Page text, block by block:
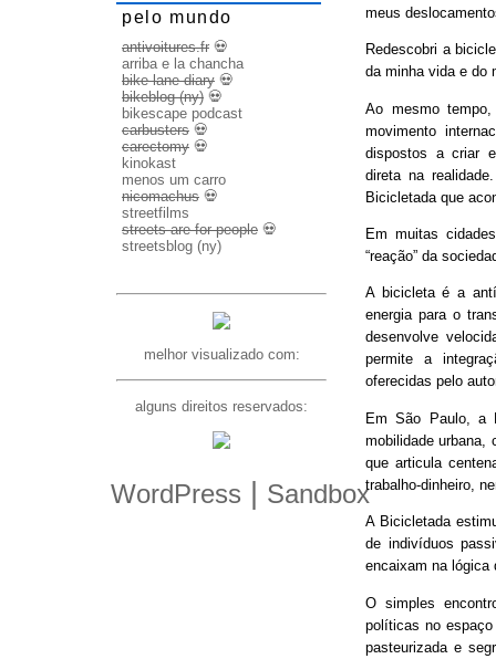
meus
Redescobri a
da minha vida e do
Ao mesmo
movimento
dispostos a criar
direta na
Bicicletada que
Em muitas
“reação” da
A bicicleta é a
energia para o
desenvolve
permite a
oferecidas pelo
Em São Paulo, a
mobilidade urbana,
que articula
trabalho-dinheiro,
A Bicicletada
de indivíduos
encaixam na lógica
O simples
políticas no
pasteurizada e
pelo mundo
antivoitures.fr 💀
arriba e la chancha
bike lane diary 💀
bikeblog (ny) 💀
bikescape podcast
carbusters 💀
carectomy 💀
kinokast
menos um carro
nicomachus 💀
streetfilms
streets are for people 💀
streetsblog (ny)
melhor visualizado com:
alguns direitos reservados:
WordPress Sandbox